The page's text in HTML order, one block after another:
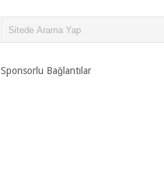
Sponsorlu Bağlantılar